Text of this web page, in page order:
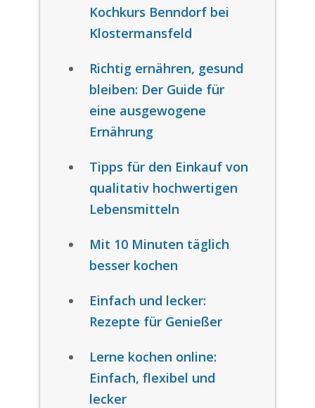
Kochkurs Benndorf bei
Klostermansfeld
Richtig ernähren, gesund
bleiben: Der Guide für
eine ausgewogene
Ernährung
Tipps für den Einkauf von
qualitativ hochwertigen
Lebensmitteln
Mit 10 Minuten täglich
besser kochen
Einfach und lecker:
Rezepte für Genießer
Lerne kochen online:
Einfach, flexibel und
lecker